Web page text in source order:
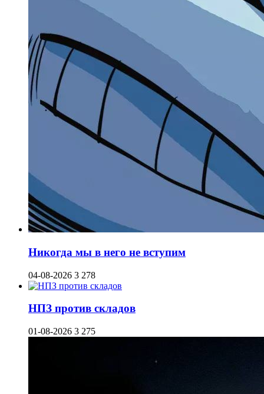
Никогда мы в него не вступим
04-08-2026 3 278
НПЗ против складов
01-08-2026 3 275